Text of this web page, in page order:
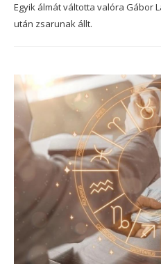
Egyik álmát váltotta valóra Gábor
után zsarunak állt.